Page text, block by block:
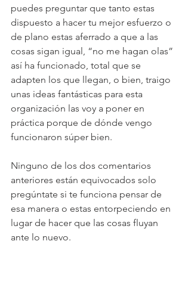
puedes preguntar que tanto estas
dispuesto a hacer tu mejor esfuerzo o
de plano estas aferrado a que a las
cosas sigan igual, “no me hagan olas”
así ha funcionado, total que se
adapten los que llegan, o bien, traigo
unas ideas fantásticas para esta
organización las voy a poner en
práctica porque de dónde vengo
funcionaron súper bien.
Ninguno de los dos comentarios
anteriores están equivocados solo
pregúntate si te funciona pensar de
esa manera o estas entorpeciendo en
lugar de hacer que las cosas fluyan
ante lo nuevo.